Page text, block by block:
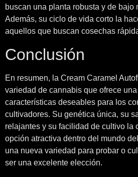
buscan una planta robusta y de bajo
Además, su ciclo de vida corto la
aquellos que buscan cosechas
Conclusión
En resumen, la Cream Caramel
variedad de cannabis que ofrece
características deseables para los
cultivadores. Su genética única, su
relajantes y su facilidad de cultivo la
opción atractiva dentro del mundo
una nueva variedad para probar o
ser una excelente elección.